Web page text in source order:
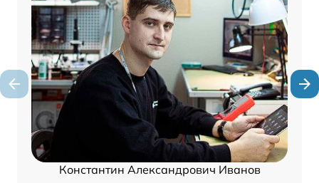
Константин Александрович Иванов